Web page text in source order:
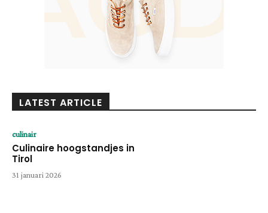
LATEST ARTICLE
culinair
Culinaire hoogstandjes in
Tirol
31 januari 2026